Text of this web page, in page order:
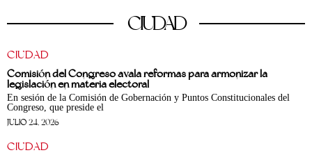
CIUDAD
CIUDAD
Comisión del Congreso avala reformas para armonizar la
legislación en materia electoral
En sesión de la Comisión de Gobernación y Puntos Constitucionales del
Congreso, que preside el
JULIO 24, 2026
CIUDAD